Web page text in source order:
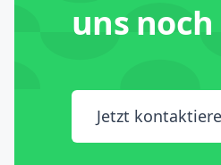
uns
Jetzt